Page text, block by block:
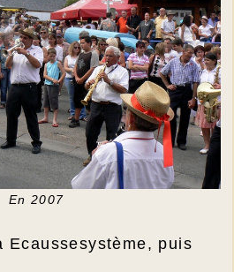
En 2007
Ecaussesystème, puis